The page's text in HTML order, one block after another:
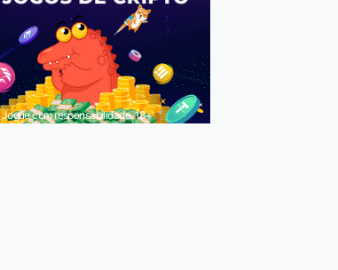
Jogue com responsabilidade. 18+